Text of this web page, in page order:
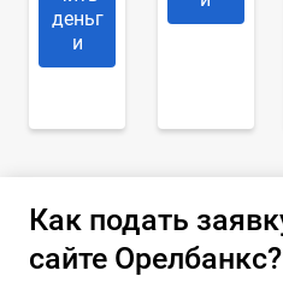
деньг
и
Как подать
сайте Орелбанкс?